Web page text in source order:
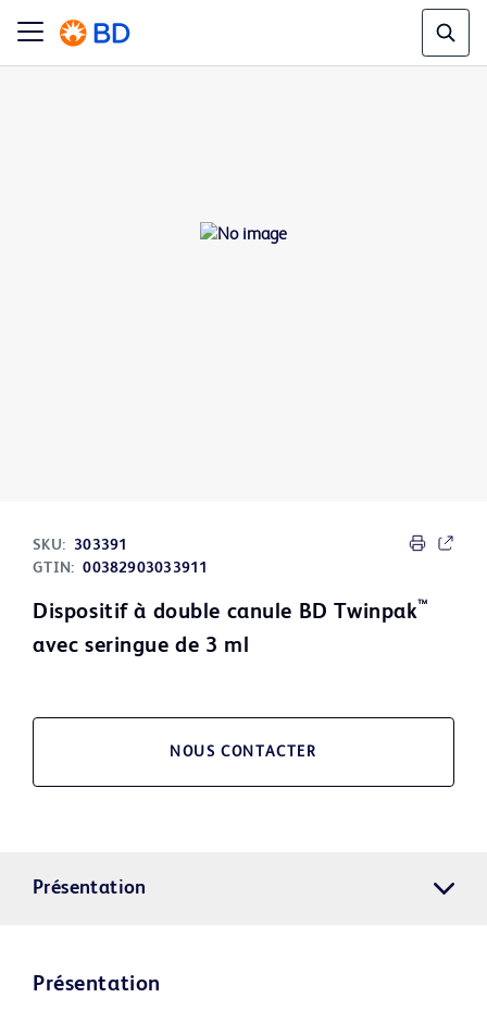
SKU: 303391
GTIN: 00382903033911
Dispositif à double canule BD Twinpak™
avec seringue de 3 ml
NOUS CONTACTER
Présentation
Présentation